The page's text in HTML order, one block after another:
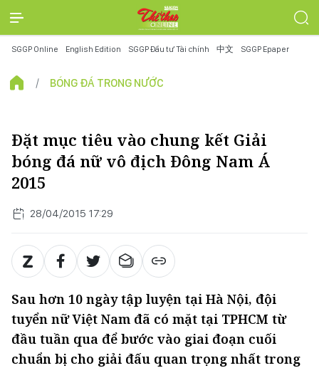
SGGP Online English Edition SGGP Đầu tư Tài chính 中文 SGGP Epaper
BÓNG ĐÁ TRONG NƯỚC
Đặt mục tiêu vào chung kết Giải
bóng đá nữ vô địch Đông Nam Á
2015
28/04/2015 17:29
Sau hơn 10 ngày tập luyện tại Hà Nội, đội
tuyển nữ Việt Nam đã có mặt tại TPHCM từ
đầu tuần qua để bước vào giai đoạn cuối
chuẩn bị cho giải đấu quan trọng nhất trong